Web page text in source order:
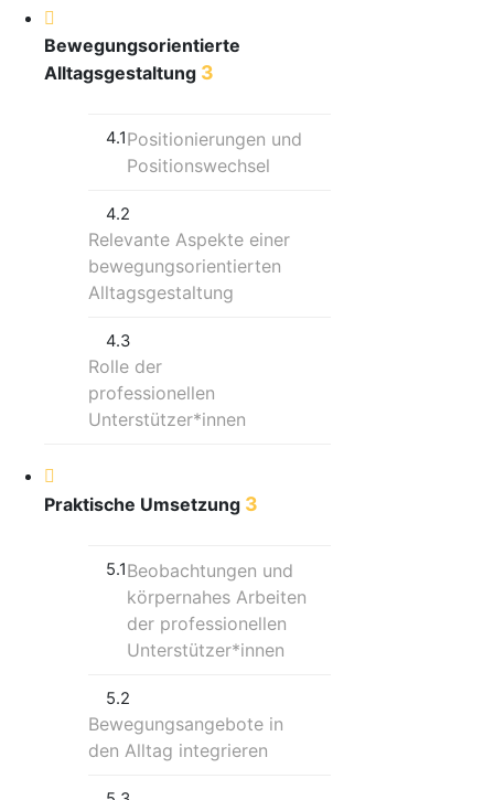
Bewegungsorientierte
Alltagsgestaltung 3
4.1Positionierungen und
Positionswechsel
4.2
Relevante Aspekte einer
bewegungsorientierten
Alltagsgestaltung
4.3
Rolle der
professionellen
Unterstützer*innen
Praktische Umsetzung 3
5.1Beobachtungen und
körpernahes Arbeiten
der professionellen
Unterstützer*innen
5.2
Bewegungsangebote in
den Alltag integrieren